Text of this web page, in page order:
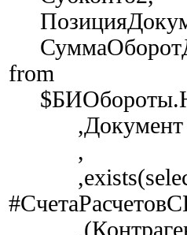
from
,Документ
,
,exists(select